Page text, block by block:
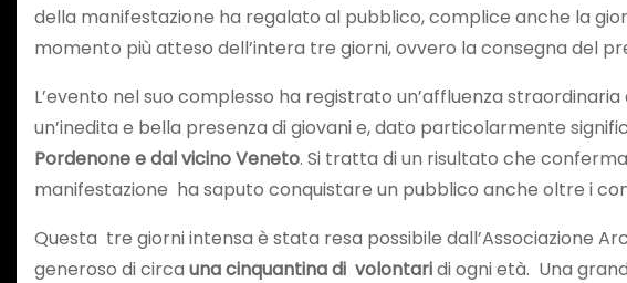
della manifestazione ha regalato al pubblico, complice anche la
momento più atteso dell’intera tre giorni, ovvero la consegna del
L’evento nel suo complesso ha registrato un’affluenza straordinaria
un’inedita e bella presenza di giovani e, dato particolarmente
Pordenone e dal vicino Veneto. Si tratta di un risultato che
manifestazione ha saputo conquistare un pubblico anche oltre i
Questa tre giorni intensa è stata resa possibile dall’Associazione
generoso di circa una cinquantina di volontaridi ogni età. Una